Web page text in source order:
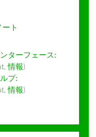
ト
ターフェース:
,情報)
プ:
,情報)